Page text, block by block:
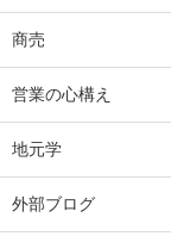
商売
営業の心構え
地元学
外部ブログ